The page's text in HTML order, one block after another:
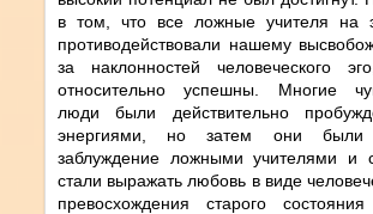
в том, что все ложные учителя на
противодействовали нашему
за наклонностей человеческого
относительно успешны. Многие
люди были действительно
энергиями, но затем они
заблуждение ложными учителями и
стали выражать любовь в виде
превосхождения старого